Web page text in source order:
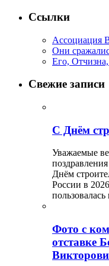
Ссылки
Ассоциация
Они
Его, Отчизна,
Свежие записи
С Днём
Уважаемые
Днём
России в
пользовалась
Фото с
отставке